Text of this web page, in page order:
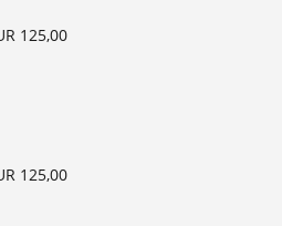
125,00
125,00